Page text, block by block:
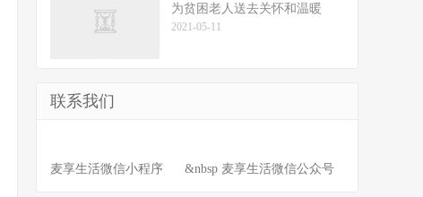
为贫困老人送去关怀和温暖
2021-05-11
联系我们
麦享生活微信小程序 &nbsp 麦享生活微信公众号